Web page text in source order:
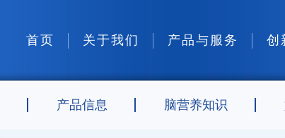
首页 关于我们 产品与服务 创
产品信息 脑营养知识